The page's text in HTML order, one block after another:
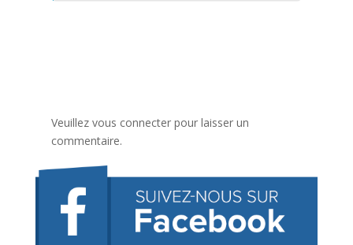
Veuillez vous connecter pour laisser un
commentaire.